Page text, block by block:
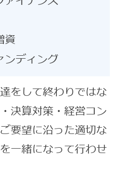
資
ンディング
をして終わりではな
決算対策・経営コン
要望に沿った適切な
一緒になって行わせ